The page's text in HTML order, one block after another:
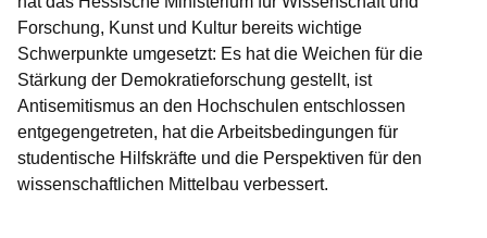
Forschung, Kunst und Kultur bereits wichtige
Schwerpunkte umgesetzt: Es hat die Weichen für die
Stärkung der Demokratieforschung gestellt, ist
Antisemitismus an den Hochschulen entschlossen
entgegengetreten, hat die Arbeitsbedingungen für
studentische Hilfskräfte und die Perspektiven für den
wissenschaftlichen Mittelbau verbessert.